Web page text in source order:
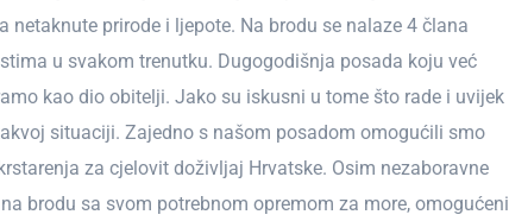
netaknute prirode i ljepote. Na brodu se nalaze 4 člana
u svakom trenutku. Dugogodišnja posada koju već
kao dio obitelji. Jako su iskusni u tome što rade i uvijek
situaciji. Zajedno s našom posadom omogućili smo
za cjelovit doživljaj Hrvatske. Osim nezaboravne
brodu sa svom potrebnom opremom za more, omogućeni